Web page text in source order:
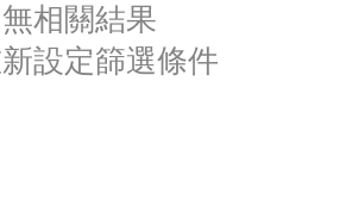
無相關結果
設定篩選條件